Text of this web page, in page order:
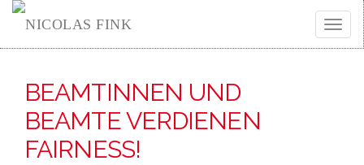
Toggle
BEAMTINNEN UND
BEAMTE VERDIENEN
FAIRNESS!